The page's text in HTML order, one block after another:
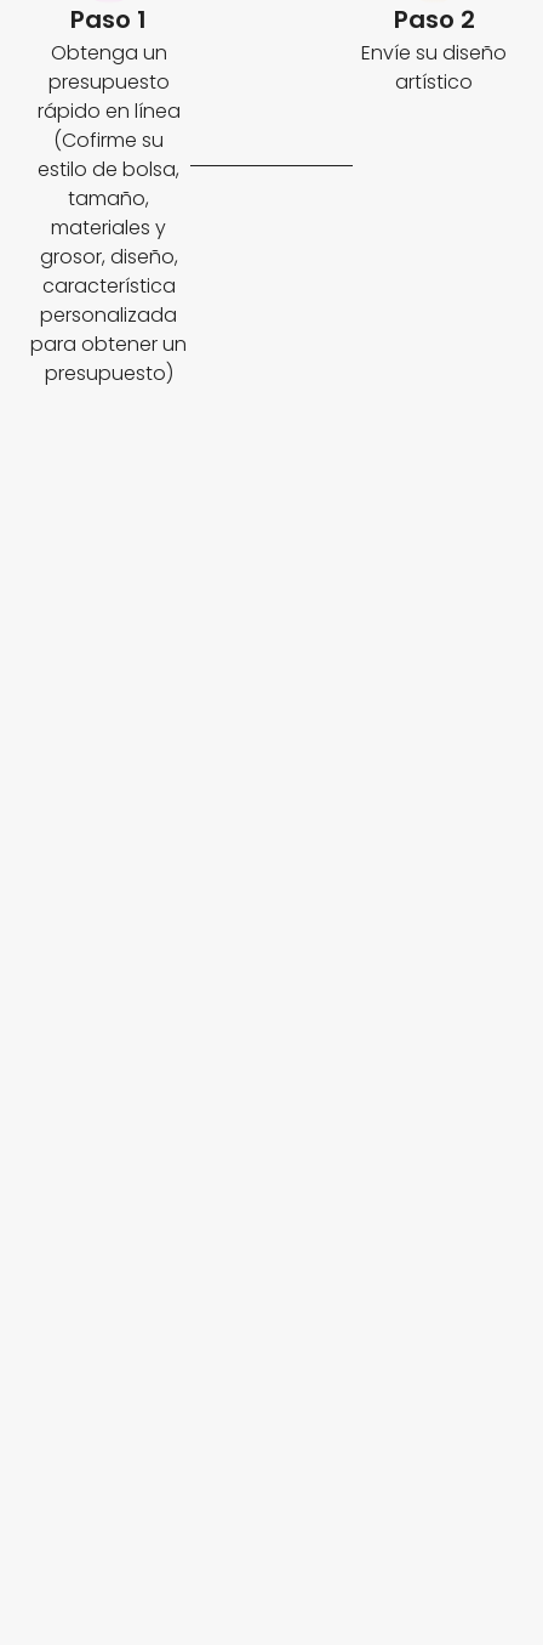
Paso 1
Obtenga un
presupuesto
rápido en línea
(Cofirme su
estilo de bolsa,
tamaño,
materiales y
grosor, diseño,
característica
personalizada
para obtener un
presupuesto)
Paso 2
Envíe su diseño
artístico